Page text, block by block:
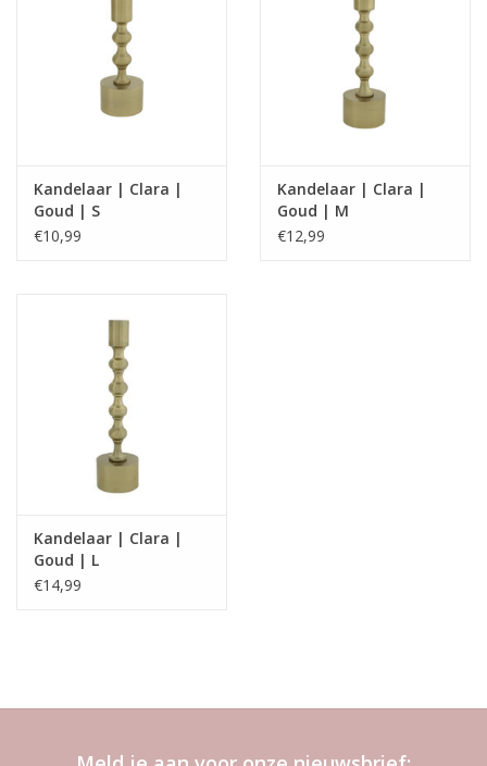
Merken
Kandelaar | Clara |
Goud | S
€10,99
Kandelaar | Clara |
Goud | M
€12,99
Kandelaar | Clara |
Goud | L
€14,99